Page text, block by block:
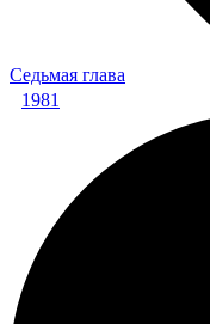
Седьмая глава
1981